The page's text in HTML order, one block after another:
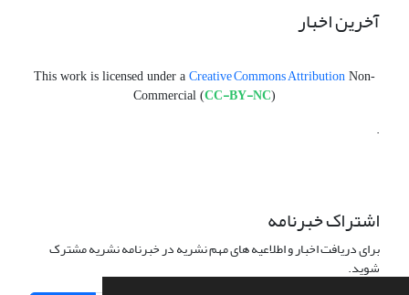
آخرین اخبار
This work is licensed under a Creative Commons Attribution Non-
Commercial (CC-BY-NC)
.
اشتراک خبرنامه
برای دریافت اخبار و اطلاعیه های مهم نشریه در خبرنامه نشریه مشترک
شوید.